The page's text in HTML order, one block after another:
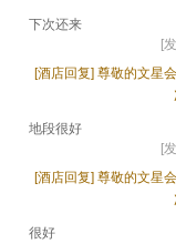
下次还来
[
[酒店回复] 尊敬的文星
地段很好
[
[酒店回复] 尊敬的文星
很好